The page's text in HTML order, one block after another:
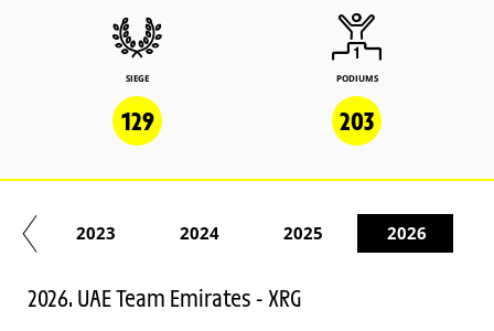
SIEGE
129
PODIUMS
203
2023 2024 2025 2026
2026. UAE Team Emirates - XRG